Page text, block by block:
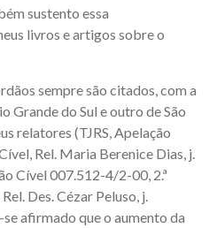
sustento essa
livros e artigos sobre o
sempre são citados, com a
Grande do Sul e outro de São
relatores (TJRS, Apelação
Rel. Maria Berenice Dias, j.
Cível 007.512-4/2-00, 2.ª
Des. Cézar Peluso, j.
afirmado que o aumento da